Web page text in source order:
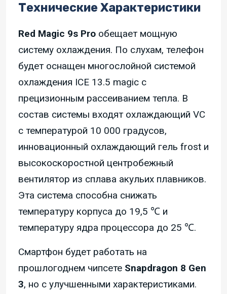
Технические Характеристики
Red Magic 9s Pro обещает мощную
систему охлаждения. По слухам, телефон
будет оснащен многослойной системой
охлаждения ICE 13.5 magic с
прецизионным рассеиванием тепла. В
состав системы входят охлаждающий VC
с температурой 10 000 градусов,
инновационный охлаждающий гель frost и
высокоскоростной центробежный
вентилятор из сплава акульих плавников.
Эта система способна снижать
температуру корпуса до 19,5 ℃ и
температуру ядра процессора до 25 ℃.
Смартфон будет работать на
прошлогоднем чипсете Snapdragon 8 Gen
3, но с улучшенными характеристиками.